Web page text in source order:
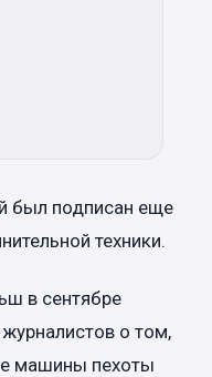
был подписан еще
техники.
в сентябре
о том,
машины пехоты